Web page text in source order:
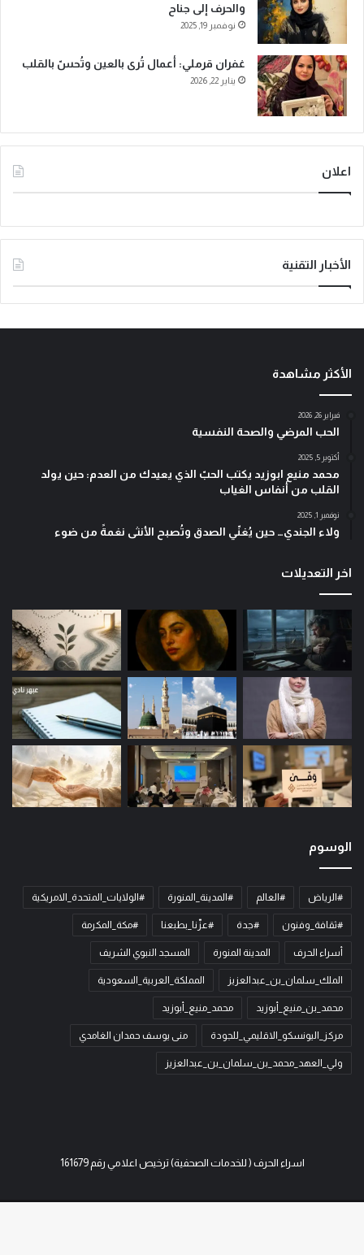
والحرف إلى جناح
نوفمبر 19, 2025
غفران قرملي: أعمال تُرى بالعين وتُحسّ بالقلب
يناير 22, 2026
اعلان
الأخبار التقنية
الأكثر مشاهدة
فبراير 26, 2026
الحب المرضي والصحة النفسية
أكتوبر 5, 2025
محمد منيع ابوزيد يكتب الحبّ الذي يعيدك من العدم: حين يولد
القلب من أنفاس الغياب
نوفمبر 1, 2025
ولاء الجندي… حين يُغنّي الصدق وتُصبح الأنثى نغمةً من ضوء
اخر التعديلات
الوسوم
#الرياض #العالم #المدينة_المنورة #الولايات_المتحدة_الامريكية
#ثقافة_وفنون #جدة #عزّنا_بطبعنا #مكة_المكرمة
أسراء الحرف المدينة المنورة المسجد النبوي الشريف
الملك_سلمان_بن_عبدالعزيز المملكة_العربية_السعودية
محمد_بن_منيع_أبوزيد محمد_منيع_أبوزيد
مركز_اليونسكو_الاقليمي_للجودة منى يوسف حمدان الغامدي
ولي_العهد_محمد_بن_سلمان_بن_عبدالعزيز
اسراء الحرف ( للخدمات الصحفية) ترخيص اعلامي رقم 161679